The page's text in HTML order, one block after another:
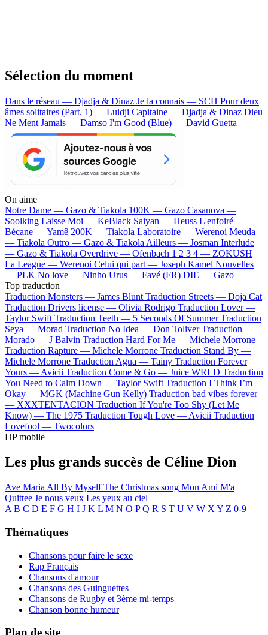
Sélection du moment
Dans le réseau — Djadja & Dinaz Je la connais — SCH Pour deux
âmes solitaires (Part. 1) — Luidji Capitaine — Djadja & Dinaz Dieu
Ne Ment Jamais — Damso I'm Good (Blue) — David Guetta
On aime
Notre Dame — Gazo & Tiakola 100K — Gazo Casanova —
Soolking Laisse Moi — KeBlack Saiyan — Heuss L'enfoiré
Bécane —Yamê 200K — Tiakola Laboratoire — Werenoi Meuda
— Tiakola Outro — Gazo & Tiakola Ailleurs — Josman Interlude
— Gazo & Tiakola Overdrive — Ofenbach 1 2 3 4 — ZOKUSH
La League — Werenoi Celui qui part — Joseph Kamel Nouvelles
— PLK No love — Ninho Urus — Favé (FR) DIE — Gazo
Top traduction
Traduction Monsters — James Blunt Traduction Streets — Doja Cat
Traduction Drivers license — Olivia Rodrigo Traduction Lover —
Taylor Swift Traduction Teeth — 5 Seconds Of Summer Traduction
Seya — Morad Traduction No Idea — Don Toliver Traduction
Morado — J Balvin Traduction Hard For Me — Michele Morrone
Traduction Rapture — Michele Morrone Traduction Stand By —
Michele Morrone Traduction Agua — Tainy Traduction Forever
Yours — Avicii Traduction Come & Go — Juice WRLD Traduction
You Need to Calm Down — Taylor Swift Traduction I Think I’m
Okay — MGK (Machine Gun Kelly) Traduction bad vibes forever
— XXXTENTACION Traduction If You're Too Shy (Let Me
Know) — The 1975 Traduction Tough Love — Avicii Traduction
Lovefool — Twocolors
HP mobile
Les plus grands succès de Céline Dion
Ave Maria All By MyselfThe Christmas song Mon Ami M'a
Quittee Je nous veux Les yeux au ciel
A B C D E F G H I J K L M N O P Q R S T U V W X Y Z 0-9
Thématiques
Chansons pour faire le sexe
Rap Français
Chansons d'amour
Chansons des Guinguettes
Chansons de Rugby et 3ème mi-temps
Chanson bonne humeur